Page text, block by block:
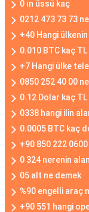
0 ın üssü kaç
0212 473 73 73
+40 Hangi
0.010 BTC kaç TL
+7 Hangi ülke
0850 252 40 00
0.12 Dolar kaç TL
0338 hangi ilin
0.0005 BTC kaç
+90 850 222
0 324 nerenin
05 alt ne demek
%90 engelli araç
+90 551 hangi